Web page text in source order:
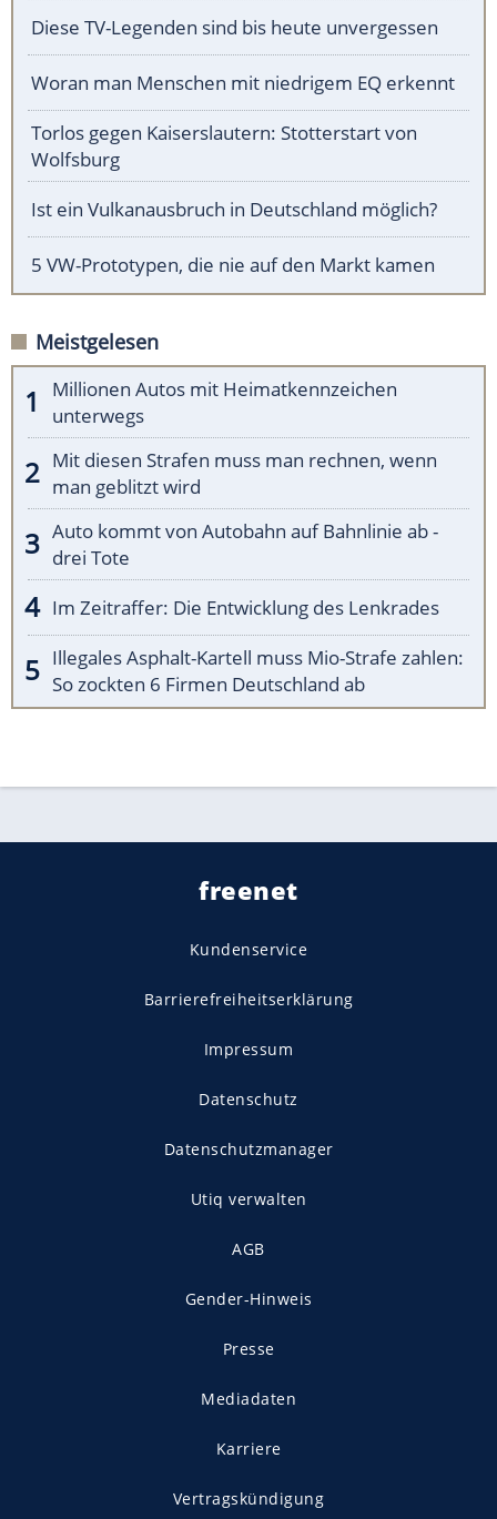
Diese TV-Legenden sind bis heute unvergessen
Woran man Menschen mit niedrigem EQ erkennt
Torlos gegen Kaiserslautern: Stotterstart von
Wolfsburg
Ist ein Vulkanausbruch in Deutschland möglich?
5 VW-Prototypen, die nie auf den Markt kamen
Meistgelesen
Millionen Autos mit Heimatkennzeichen
unterwegs
Mit diesen Strafen muss man rechnen, wenn
man geblitzt wird
Auto kommt von Autobahn auf Bahnlinie ab -
drei Tote
Im Zeitraffer: Die Entwicklung des Lenkrades
Illegales Asphalt-Kartell muss Mio-Strafe zahlen:
So zockten 6 Firmen Deutschland ab
freenet
Kundenservice
Barrierefreiheitserklärung
Impressum
Datenschutz
Datenschutzmanager
Utiq verwalten
AGB
Gender-Hinweis
Presse
Mediadaten
Karriere
Vertragskündigung